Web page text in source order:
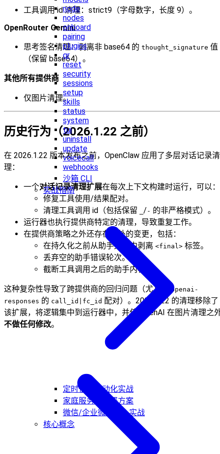
node
nodes
onboard
pairing
plugins
qr
reset
security
sessions
setup
skills
status
system
tui
uninstall
update
voicecall
webhooks
沙箱 CLI
实战指南
定时任务自动化实战
家庭服务器部署方案
微信/企业微信接入实战
核心概念
工具调用 id 清理：strict9（字母数字，长度 9）。
OpenRouter Gemini
思考签名清理：剥离非 base64 的 thought_signature 值
（保留 base64）。
其他所有提供商
仅图片清理。
历史行为（2026.1.22 之前）
在 2026.1.22 版本发布之前，OpenClaw 应用了多层对话记录清
理：
一个对话记录清理扩展在每次上下文构建时运行，可以：
修复工具使用/结果配对。
清理工具调用 id（包括保留
/ - 的非严格模式）。
运行器也执行提供商特定的清理，导致重复工作。
在提供商策略之外还存在额外的变更，包括：
在持久化之前从助手文本中剥离 <final> 标签。
丢弃空的助手错误轮次。
截断工具调用之后的助手内容。
这种复杂性导致了跨提供商的回归问题（尤其是
openai-
responses 的 call_id|fc_id 配对）。2026.1.22 的清理移除了
该扩展，将逻辑集中到运行器中，并使 OpenAI 在图片清理之
不做任何修改。